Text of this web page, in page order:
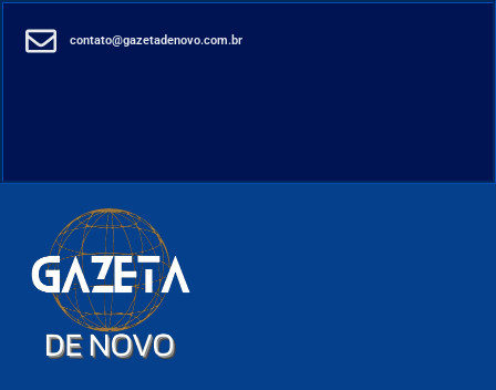
contato@gazetadenovo.com.br